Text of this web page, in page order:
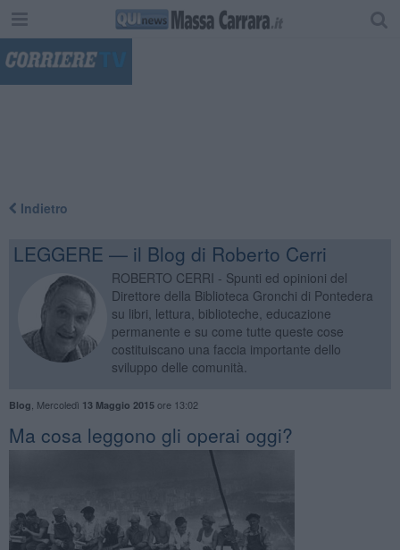
Indietro
LEGGERE — il Blog di Roberto Cerri
ROBERTO CERRI - Spunti ed opinioni del
Direttore della Biblioteca Gronchi di Pontedera
su libri, lettura, biblioteche, educazione
permanente e su come tutte queste cose
costituiscano una faccia importante dello
sviluppo delle comunità.
Blog Mercoledì 13 Maggio 2015ore 13:02
Ma cosa leggono gli operai oggi?